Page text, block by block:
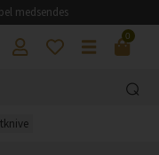
medsendes
0